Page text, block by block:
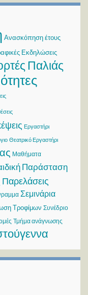
Ανασκόπηση έτους
Εκδηλώσεις
Παλιάς
Εργαστήρι
Θεατρικό Εργαστήρι
Μαθήματα
Παράσταση
Παρελάσεις
Σεμινάρια
Τροφίμων Συνέδριο
Τμήμα ανάγνωσης